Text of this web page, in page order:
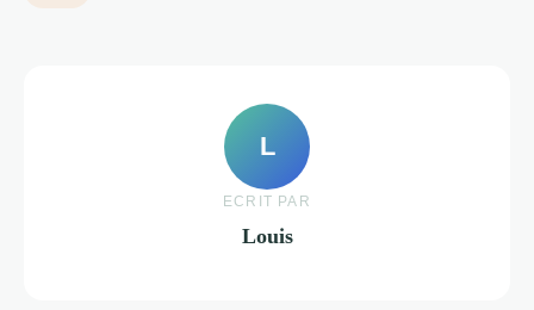
L
ECRIT PAR
Louis